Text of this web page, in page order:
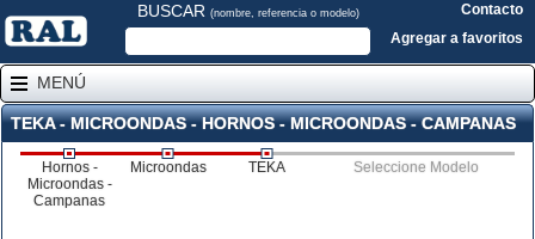
BUSCAR (nombre, referencia o modelo)
Contacto
Agregar a favoritos
MENÚ
TEKA - MICROONDAS - HORNOS - MICROONDAS - CAMPANAS
Hornos -
Microondas -
Campanas
Microondas TEKA Seleccione Modelo